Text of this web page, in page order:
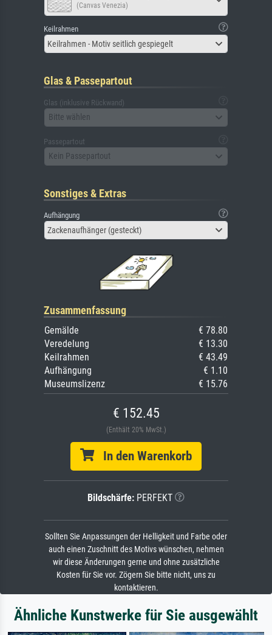
(Canvas Venezia)
Keilrahmen
Keilrahmen - Motiv seitlich gespiegelt
Glas & Passepartout
Glas (inklusive Rückwand)
Bitte wählen
Passepartout
Kein Passepartout
Sonstiges & Extras
Aufhängung
Zackenaufhänger (gesteckt)
Zusammenfassung
Gemälde
€ 78.80
Veredelung
€ 13.30
Keilrahmen
€ 43.49
Aufhängung
€ 1.10
Museumslizenz
€ 15.76
€ 152.45
(Enthält 20% MwSt.)
In den Warenkorb
Bildschärfe: PERFEKT
Sollten Sie Anpassungen der Helligkeit und Farbe oder
auch einen Zuschnitt des Motivs wünschen, nehmen
wir diese Änderungen gerne und ohne zusätzliche
Kosten für Sie vor. Zögern Sie bitte nicht, uns zu
kontaktieren.
Ähnliche Kunstwerke für Sie ausgewählt